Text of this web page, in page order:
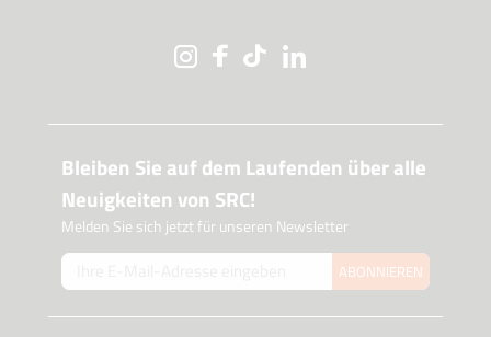
Bleiben Sie auf dem Laufenden über alle
Neuigkeiten von SRC!
Melden Sie sich jetzt für unseren Newsletter
ABONNIEREN